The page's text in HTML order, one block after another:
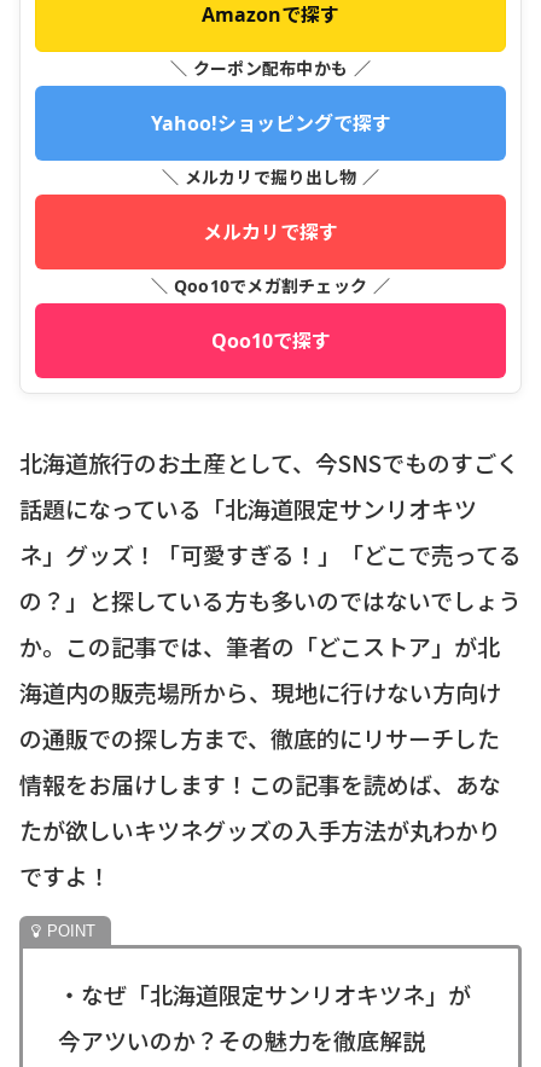
Amazonで探す
＼ クーポン配布中かも ／
Yahoo!ショッピングで探す
＼ メルカリで掘り出し物 ／
メルカリで探す
＼ Qoo10でメガ割チェック ／
Qoo10で探す
北海道旅行のお土産として、今SNSでものすごく
話題になっている「北海道限定サンリオキツ
ネ」グッズ！「可愛すぎる！」「どこで売ってる
の？」と探している方も多いのではないでしょう
か。この記事では、筆者の「どこストア」が北
海道内の販売場所から、現地に行けない方向け
の通販での探し方まで、徹底的にリサーチした
情報をお届けします！この記事を読めば、あな
たが欲しいキツネグッズの入手方法が丸わかり
ですよ！
・なぜ「北海道限定サンリオキツネ」が
今アツいのか？その魅力を徹底解説